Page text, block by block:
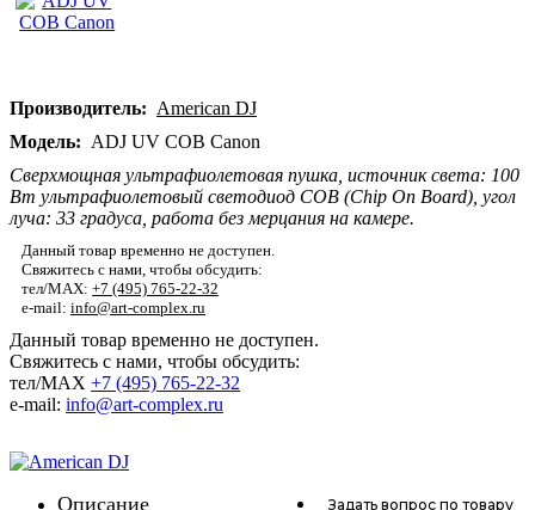
Производитель: American DJ
Модель: ADJ UV COB Canon
Сверхмощная ультрафиолетовая пушка, источник света: 100
Вт ультрафиолетовый светодиод COB (Chip On Board), угол
луча: 33 градуса, работа без мерцания на камере.
Данный товар временно не доступен.
Свяжитесь с нами, чтобы обсудить:
тел/MAX: +7 (495) 765-22-32
e-mail: info@art-complex.ru
Данный товар временно не доступен.
Свяжитесь с нами, чтобы обсудить:
тел/MAX +7 (495) 765-22-32
e-mail: info@art-complex.ru
Описание Задать вопрос по товару